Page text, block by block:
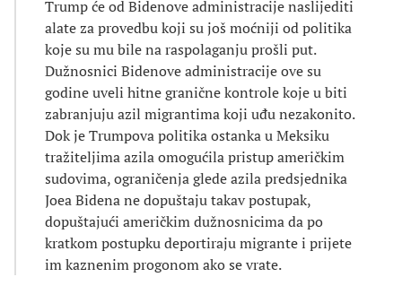
Trump će od Bidenove administracije naslijediti
alate za provedbu koji su još moćniji od politika
koje su mu bile na raspolaganju prošli put.
Dužnosnici Bidenove administracije ove su
godine uveli hitne granične kontrole koje u biti
zabranjuju azil migrantima koji uđu nezakonito.
Dok je Trumpova politika ostanka u Meksiku
tražiteljima azila omogućila pristup američkim
sudovima, ograničenja glede azila predsjednika
Joea Bidena ne dopuštaju takav postupak,
dopuštajući američkim dužnosnicima da po
kratkom postupku deportiraju migrante i prijete
im kaznenim progonom ako se vrate.